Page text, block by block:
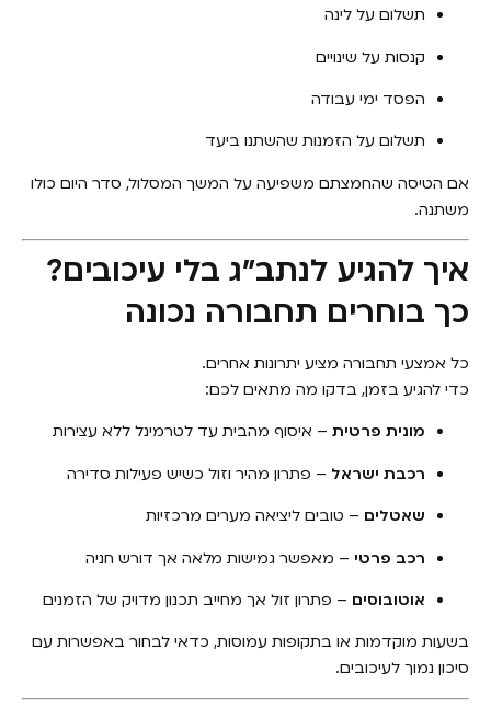
תשלום על לינה
קנסות על שינויים
הפסד ימי עבודה
תשלום על הזמנות שהשתנו ביעד
אם הטיסה שהחמצתם משפיעה על המשך המסלול, סדר היום כולו
משתנה.
איך להגיע לנתב״ג בלי עיכובים?
כך בוחרים תחבורה נכונה
כל אמצעי תחבורה מציע יתרונות אחרים.
כדי להגיע בזמן, בדקו מה מתאים לכם:
מונית פרטית– איסוף מהבית עד לטרמינל ללא עצירות
רכבת ישראל– פתרון מהיר וזול כשיש פעילות סדירה
שאטלים– טובים ליציאה מערים מרכזיות
רכב פרטי– מאפשר גמישות מלאה אך דורש חניה
אוטובוסים– פתרון זול אך מחייב תכנון מדויק של הזמנים
בשעות מוקדמות או בתקופות עמוסות, כדאי לבחור באפשרות עם
סיכון נמוך לעיכובים.